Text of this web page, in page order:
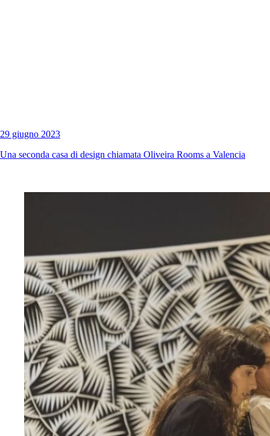
29 giugno 2023
Una seconda casa di design chiamata Oliveira Rooms a Valencia